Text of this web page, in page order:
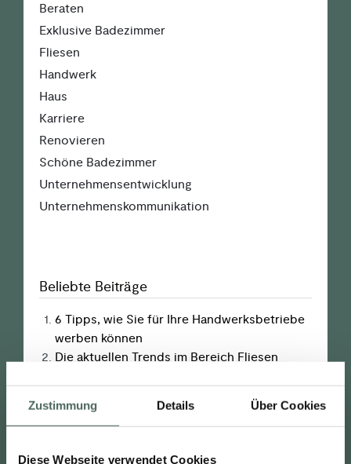
Zustimmung Details Über Cookies
Diese Webseite verwendet Cookies
Beraten
Exklusive Badezimmer
Fliesen
Handwerk
Haus
Karriere
Renovieren
Schöne Badezimmer
Unter­nehmens­entwicklung
Unter­nehmens­kommunikation
Beliebte Beiträge
6 Tipps, wie Sie für Ihre Handwerks­­betriebe
werben können
Die aktuellen Trends im Bereich Fliesen
Wie gewinne ich die junge Generation, um in
meinem Handwerks­betrieb zu arbeiten.